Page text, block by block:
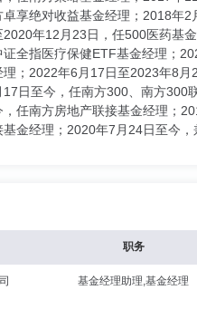
卓享绝对收益基金经理；2018年
2020年12月23日，任500医药基
证全指医疗保健ETF基金经理；
理；2022年6月17日至2023年8
17日至今，任南方300、南方300
，任南方房地产联接基金经理；
基金经理；2020年7月24日至今
职务
基金经理助理,基金经理